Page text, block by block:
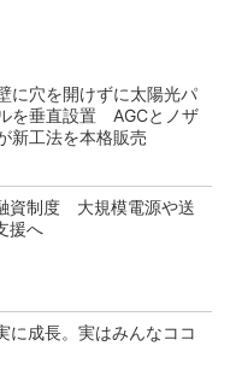
に穴を開けずに太陽光パ
を垂直設置 AGCとノザ
新工法を本格販売
資制度 大規模電源や送
援へ
に成長。実はみんなココ